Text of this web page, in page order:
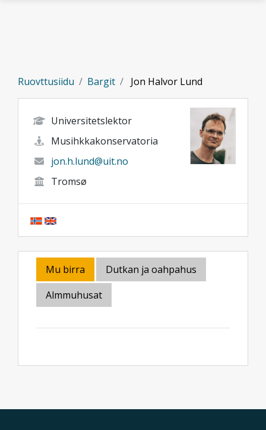
Ruovttusiidu Bargit Jon Halvor Lund
Universitetslektor
Musihkkakonservatoria
jon.h.lund@uit.no
Tromsø
Mu birra
Dutkan ja oahpahus
Almmuhusat